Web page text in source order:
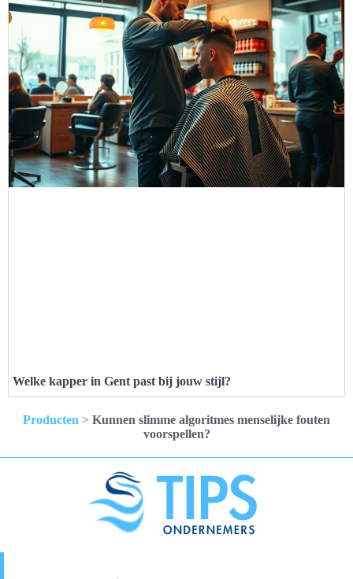
Welke kapper in Gent past bij jouw stijl?
Producten > Kunnen slimme algoritmes menselijke fouten
voorspellen?